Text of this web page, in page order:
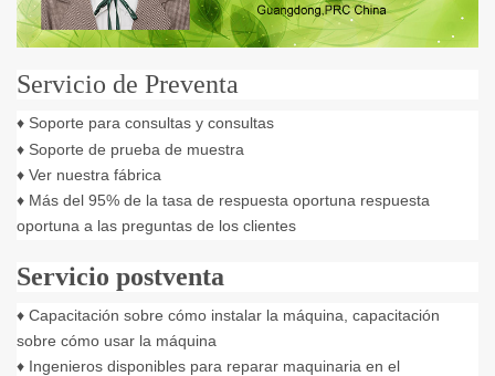
Servicio de Preventa
♦ Soporte para consultas y consultas
♦ Soporte de prueba de muestra
♦ Ver nuestra fábrica
♦ Más del 95% de la tasa de respuesta oportuna respuesta
oportuna a las preguntas de los clientes
Servicio postventa
♦ Capacitación sobre cómo instalar la máquina, capacitación
sobre cómo usar la máquina
♦ Ingenieros disponibles para reparar maquinaria en el